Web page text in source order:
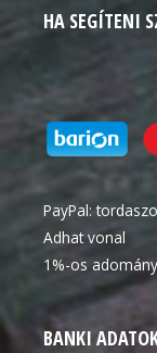
HA SEGÍTENI
PayPal:
Adhat vonal
1%-os adomány
BANKI